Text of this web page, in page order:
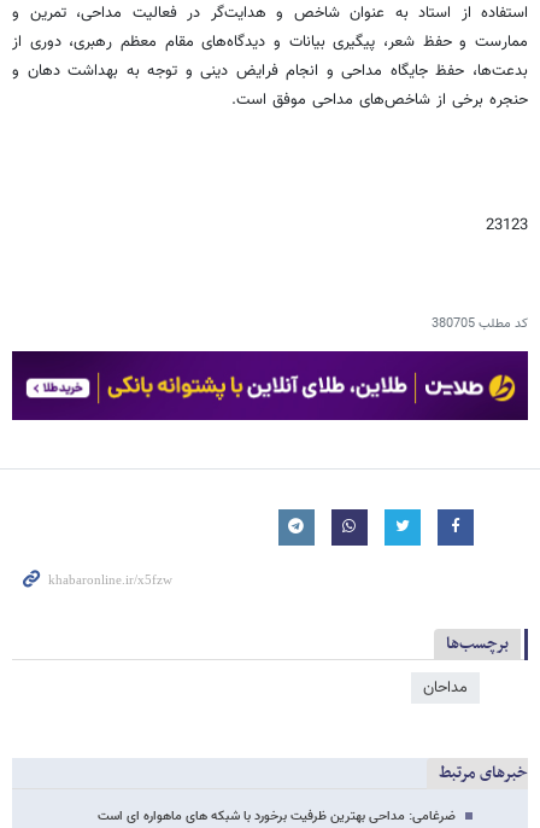
استفاده از استاد به عنوان شاخص و هدایت‌گر در فعالیت مداحی، تمرین و
ممارست و حفظ شعر، پیگیری بیانات و دیدگاه‌های مقام معظم رهبری، دوری از
بدعت‌ها، حفظ جایگاه مداحی و انجام فرایض دینی و توجه به بهداشت دهان و
حنجره برخی از شاخص‌های مداحی موفق است.
23123
کد مطلب380705
برچسب‌ها
مداحان
خبرهای مرتبط
ضرغامی: مداحی بهترین ظرفیت برخورد با شبکه های ماهواره ای است